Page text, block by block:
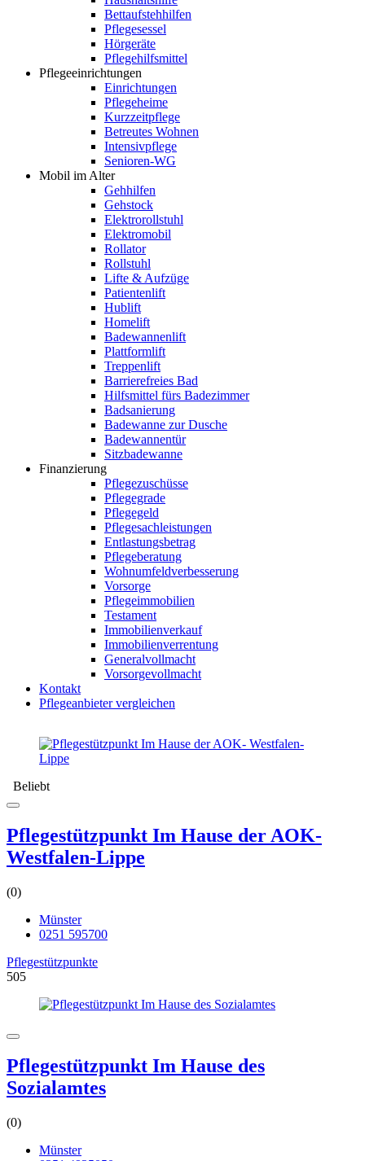
Bettaufstehhilfen
Pflegesessel
Hörgeräte
Pflegehilfsmittel
Pflegeeinrichtungen
Einrichtungen
Pflegeheime
Kurzzeitpflege
Betreutes Wohnen
Intensivpflege
Senioren-WG
Mobil im Alter
Gehhilfen
Gehstock
Elektrorollstuhl
Elektromobil
Rollator
Rollstuhl
Lifte & Aufzüge
Patientenlift
Hublift
Homelift
Badewannenlift
Plattformlift
Treppenlift
Barrierefreies Bad
Hilfsmittel fürs Badezimmer
Badsanierung
Badewanne zur Dusche
Badewannentür
Sitzbadewanne
Finanzierung
Pflegezuschüsse
Pflegegrade
Pflegegeld
Pflegesachleistungen
Entlastungsbetrag
Pflegeberatung
Wohnumfeldverbesserung
Vorsorge
Pflegeimmobilien
Testament
Immobilienverkauf
Immobilienverrentung
Generalvollmacht
Vorsorgevollmacht
Kontakt
Pflegeanbieter vergleichen
Beliebt
Pflegestützpunkt Im Hause der AOK-
Westfalen-Lippe
(0)
Münster
0251 595700
Pflegestützpunkte
505
Pflegestützpunkt Im Hause des
Sozialamtes
(0)
Münster